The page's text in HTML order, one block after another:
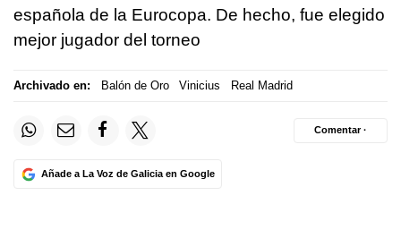
española de la Eurocopa. De hecho, fue elegido
mejor jugador del torneo
Archivado en: Balón de Oro Vinicius Real Madrid
Añade a La Voz de Galicia en Google
Comentar ·